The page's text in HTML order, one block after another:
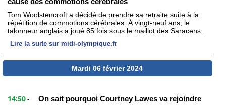
Tom Woolstencroft a décidé de prendre sa retraite suite à la
répétition de commotions cérébrales. À vingt-neuf ans, le
talonneur anglais a joué 85 fois sous le maillot des Saracens.
Lire la suite sur midi-olympique.fr
Mardi 06 février 2024
14:50 -
On sait pourquoi Courtney Lawes va rejoindre